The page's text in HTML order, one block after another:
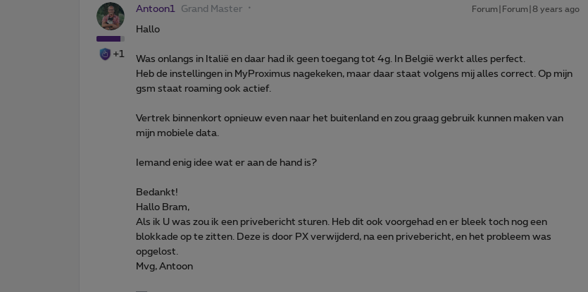
+1
Antoon1 Grand Master Forum|Forum|8 years ago
Hallo
Was onlangs in Italië en daar had ik geen toegang tot 4g. In België werkt alles perfect.
Heb de instellingen in MyProximus nagekeken, maar daar staat volgens mij alles correct. Op mijn
gsm staat roaming ook actief.
Vertrek binnenkort opnieuw even naar het buitenland en zou graag gebruik kunnen maken van
mijn mobiele data.
Iemand enig idee wat er aan de hand is?
Bedankt!
Hallo Bram,
Als ik U was zou ik een privebericht sturen. Heb dit ook voorgehad en er bleek toch nog een
blokkade op te zitten. Deze is door PX verwijderd, na een privebericht, en het probleem was
opgelost.
Mvg, Antoon